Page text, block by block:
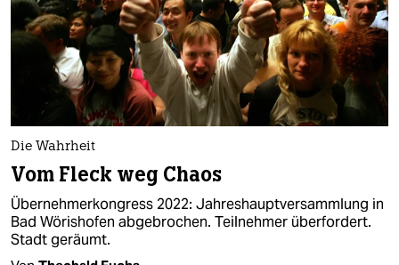
Die Wahrheit
Vom Fleck weg Chaos
Übernehmerkongress 2022: Jahreshauptversammlung in
Bad Wörishofen abgebrochen. Teilnehmer überfordert.
Stadt geräumt.